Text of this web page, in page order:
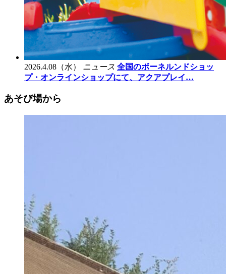
2026.4.08（水） ニュース 全国のボーネルンドショッ
プ・オンラインショップにて、アクアプレイ…
あそび場から